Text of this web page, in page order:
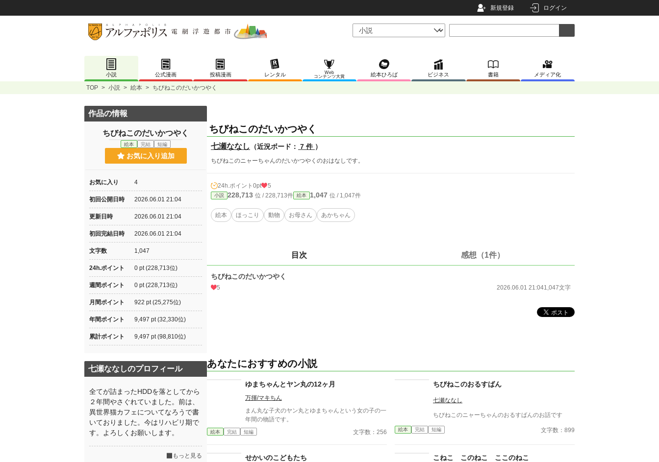
新規登録 ログイン
小説 公式漫画 投稿漫画 レンタル
Web
コンテンツ大賞
絵本ひろば ビジネス 書籍 メディア化
TOP > 小説 > 絵本 > ちびねこのだいかつやく
ちびねこのだいかつやく
七瀬ななし （近況ボード： 7 件 ）
ちびねこのニャーちゃんのだいかつやくのおはなしです。
24h.ポイント 0pt 5
小説 228,713 位 / 228,713件 絵本 1,047 位 / 1,047件
絵本 ほっこり 動物 お母さん あかちゃん
目次 感想（1件）
ちびねこのだいかつやく
5 2026.06.01 21:041,047文字
あなたにおすすめの小説
ゆまちゃんとヤン丸の12ヶ月
万揮/マキちん
まん丸な子犬のヤン丸とゆまちゃんという女の子の一
年間の物語です。
絵本 完結 短編 文字数：256
ちびねこのおるすばん
七瀬ななし
ちびねこのニャーちゃんのおるすばんのお話です
絵本 完結 短編 文字数：899
せかいのこどもたち こねこ このねこ ここのねこ
作品の情報
ちびねこのだいかつやく
絵本 完結 短編
お気に入り追加
お気に入り 4
初回公開日時 2026.06.01 21:04
更新日時 2026.06.01 21:04
初回完結日時 2026.06.01 21:04
文字数 1,047
24h.ポイント 0 pt (228,713位)
週間ポイント 0 pt (228,713位)
月間ポイント 922 pt (25,275位)
年間ポイント 9,497 pt (32,330位)
累計ポイント 9,497 pt (98,810位)
七瀬ななしのプロフィール
全てが詰まったHDDを落としてから
２年間やさぐれていました。前は、
異世界猫カフェについてなろうで書
いておりました。今はリハビリ期で
す。よろしくお願いします。
もっと見る